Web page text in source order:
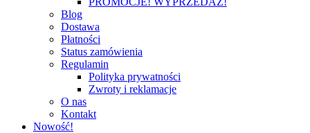
Blog
Dostawa
Płatności
Status zamówienia
Regulamin
Polityka prywatności
Zwroty i reklamacje
O nas
Kontakt
Nowość!